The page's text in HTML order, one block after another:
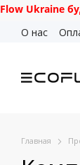
Перейти к
будет
О нас
Главная